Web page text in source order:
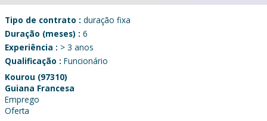
Tipo de contrato : duração fixa
Duração (meses) : 6
Experiência : > 3 anos
Qualificação : Funcionário
Kourou (97310)
Guiana Francesa
Emprego
Oferta